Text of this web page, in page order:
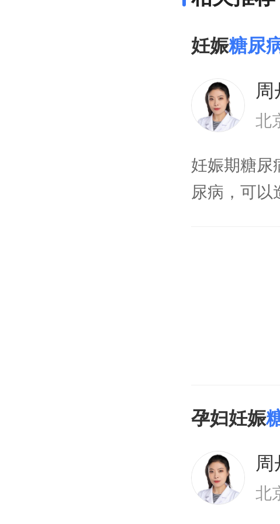
妊娠糖尿
周
北
妊娠期糖尿
尿病，可以
孕妇妊娠
周
北